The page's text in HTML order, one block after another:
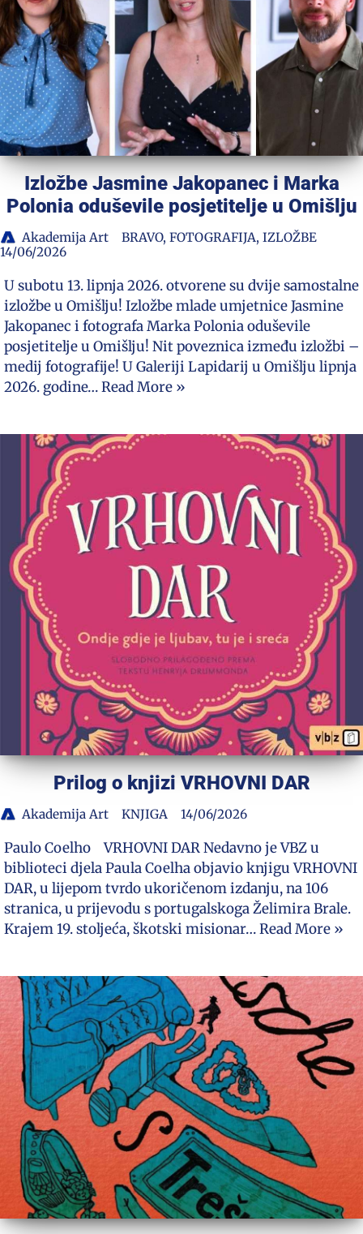
Izložbe Jasmine Jakopanec i Marka
Polonia oduševile posjetitelje u Omišlju
Akademija Art BRAVO, FOTOGRAFIJA, IZLOŽBE
14/06/2026
U subotu 13. lipnja 2026. otvorene su dvije samostalne
izložbe u Omišlju! Izložbe mlade umjetnice Jasmine
Jakopanec i fotografa Marka Polonia oduševile
posjetitelje u Omišlju! Nit poveznica između izložbi –
medij fotografije! U Galeriji Lapidarij u Omišlju lipnja
2026. godine…Read More »
Prilog o knjizi VRHOVNI DAR
Akademija Art KNJIGA 14/06/2026
Paulo Coelho VRHOVNI DAR Nedavno je VBZ u
biblioteci djela Paula Coelha objavio knjigu VRHOVNI
DAR, u lijepom tvrdo ukoričenom izdanju, na 106
stranica, u prijevodu s portugalskoga Želimira Brale.
Krajem 19. stoljeća, škotski misionar…Read More »